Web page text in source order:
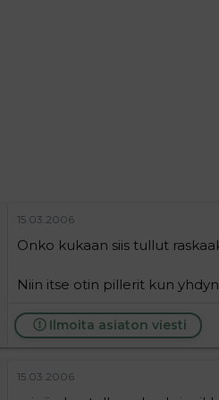
15.03.2006
Onko kukaan siis tullut
Niin itse otin pillerit kun
Ilmoita asiaton viesti
15.03.2006